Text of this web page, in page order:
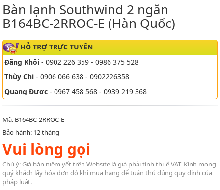
Bàn lạnh Southwind 2 ngăn
B164BC-2RROC-E (Hàn Quốc)
HỖ TRỢ TRỰC TUYẾN
Đăng Khôi - 0902 226 359 - 0986 375 528
Thùy Chi - 0906 066 638 - 0902226358
Quang Được - 0967 458 568 - 0939 219 368
Mã: B164BC-2RROC-E
Bảo hành: 12 tháng
Vui lòng gọi
Chú ý: Giá bán niêm yết trên Website là giá phải tính thuế VAT. Kính mong
quý khách lấy hóa đơn đỏ khi mua hàng để tuân thủ đúng quy định của
pháp luật.